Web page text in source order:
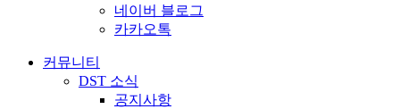
네이버 블로그
카카오톡
커뮤니티
DST 소식
공지사항